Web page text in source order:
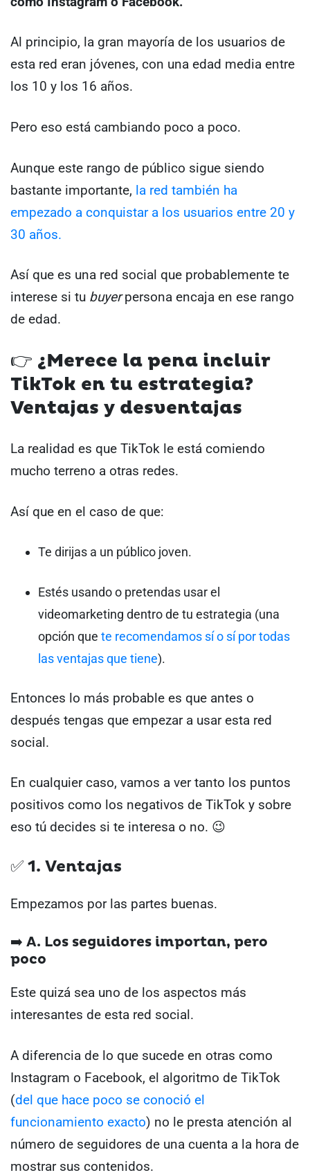
Al principio, la gran mayoría de los usuarios de
esta red eran jóvenes, con una edad media entre
los 10 y los 16 años.
Pero eso está cambiando poco a poco.
Aunque este rango de público sigue siendo
bastante importante, la red también ha
empezado a conquistar a los usuarios entre 20 y
30 años.
Así que es una red social que probablemente te
interese si tu buyerpersona encaja en ese rango
de edad.
👉 ¿Merece la pena incluir
TikTok en tu estrategia?
Ventajas y desventajas
La realidad es que TikTok le está comiendo
mucho terreno a otras redes.
Así que en el caso de que:
Te dirijas a un público joven.
Estés usando o pretendas usar el
videomarketing dentro de tu estrategia (una
opción que te recomendamos sí o sí por todas
las ventajas que tiene).
Entonces lo más probable es que antes o
después tengas que empezar a usar esta red
social.
En cualquier caso, vamos a ver tanto los puntos
positivos como los negativos de TikTok y sobre
eso tú decides si te interesa o no. 😉
✅ 1. Ventajas
Empezamos por las partes buenas.
➡️ A. Los seguidores importan, pero
poco
Este quizá sea uno de los aspectos más
interesantes de esta red social.
A diferencia de lo que sucede en otras como
Instagram o Facebook, el algoritmo de TikTok
(del que hace poco se conoció el
funcionamiento exacto) no le presta atención al
número de seguidores de una cuenta a la hora de
mostrar sus contenidos.